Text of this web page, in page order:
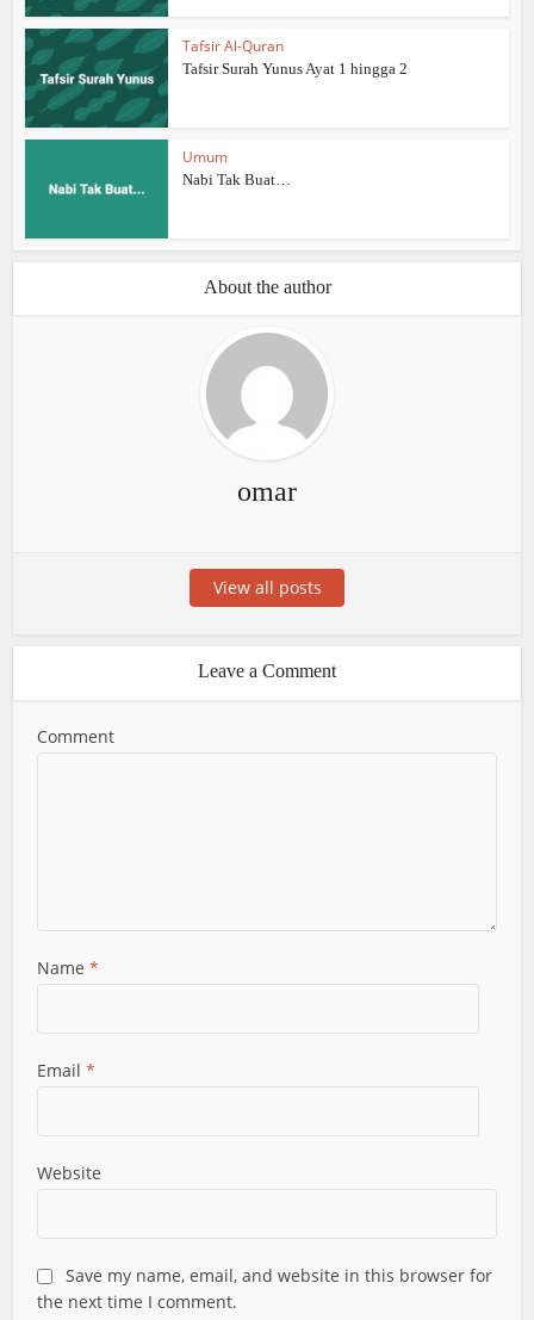
Tafsir Al-Quran
Tafsir Surah Yunus Ayat 1 hingga 2
Umum
Nabi Tak Buat…
About the author
omar
View all posts
Leave a Comment
Comment
Name*
Email*
Website
Save my name, email, and website in this browser for
the next time I comment.